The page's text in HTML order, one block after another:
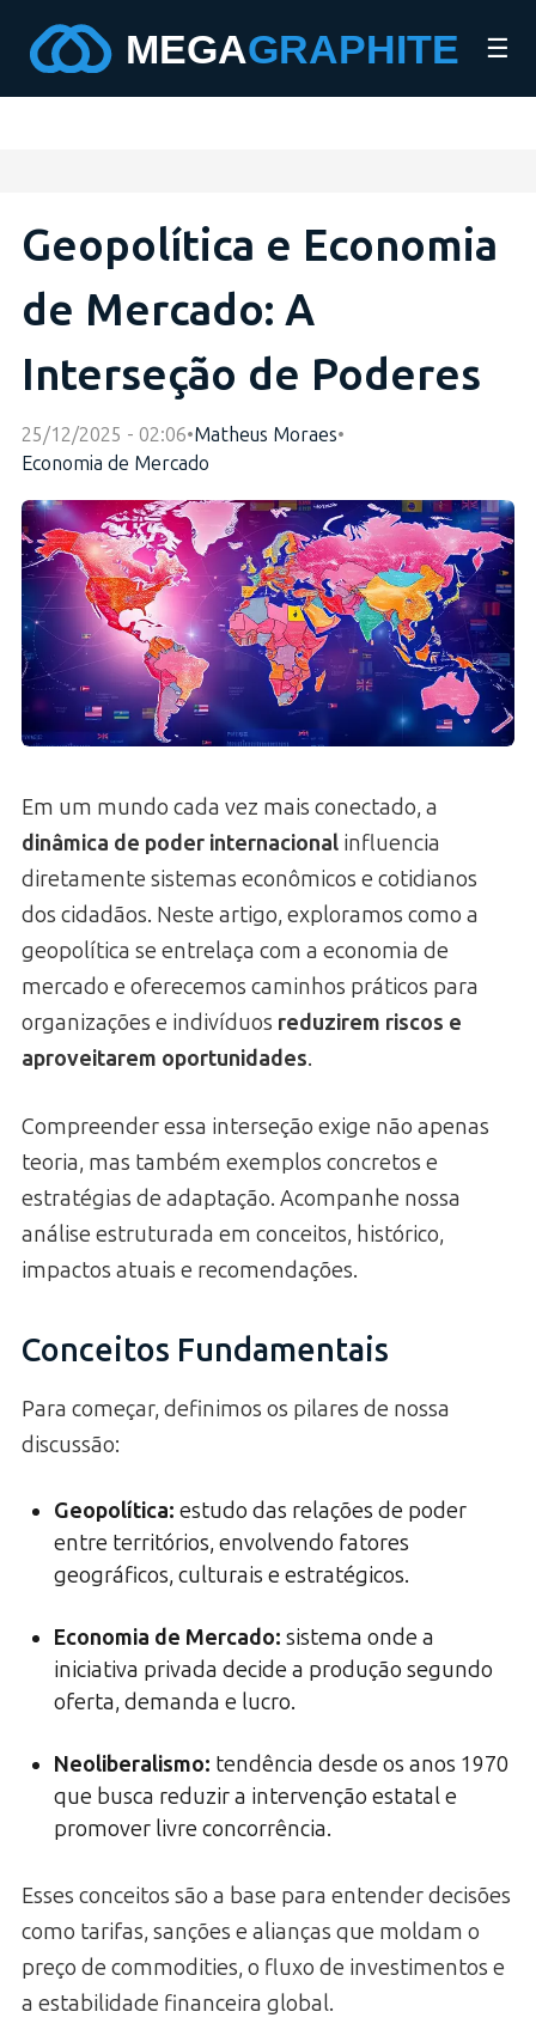
☰
Geopolítica e Economia
de Mercado: A
Interseção de Poderes
25/12/2025 - 02:06•Matheus Moraes•
Economia de Mercado
Em um mundo cada vez mais conectado, a
dinâmica de poder internacional influencia
diretamente sistemas econômicos e cotidianos
dos cidadãos. Neste artigo, exploramos como a
geopolítica se entrelaça com a economia de
mercado e oferecemos caminhos práticos para
organizações e indivíduos reduzirem riscos e
aproveitarem oportunidades.
Compreender essa interseção exige não apenas
teoria, mas também exemplos concretos e
estratégias de adaptação. Acompanhe nossa
análise estruturada em conceitos, histórico,
impactos atuais e recomendações.
Conceitos Fundamentais
Para começar, definimos os pilares de nossa
discussão:
Geopolítica: estudo das relações de poder
entre territórios, envolvendo fatores
geográficos, culturais e estratégicos.
Economia de Mercado: sistema onde a
iniciativa privada decide a produção segundo
oferta, demanda e lucro.
Neoliberalismo: tendência desde os anos 1970
que busca reduzir a intervenção estatal e
promover livre concorrência.
Esses conceitos são a base para entender decisões
como tarifas, sanções e alianças que moldam o
preço de commodities, o fluxo de investimentos e
a estabilidade financeira global.